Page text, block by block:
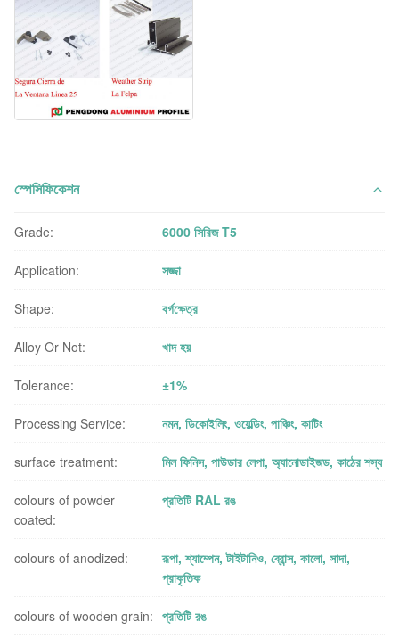
স্পেসিফিকেশন
Grade: 6000 সিরিজ T5
Application: সজ্জা
Shape: বর্গক্ষেত্র
Alloy Or Not: খাদ হয়
Tolerance: ±1%
Processing Service: নমন, ডিকোইলিং, ওয়েল্ডিং, পাঞ্চিং, কাটিং
surface treatment: মিল ফিনিস, পাউডার লেপা, অ্যানোডাইজড, কাঠের শস্য
colours of powder
coated:
প্রতিটি RAL রঙ
colours of anodized:
রূপা, শ্যাম্পেন, টাইটানিও, ব্রোন্স, কালো, সাদা,
প্রাকৃতিক
colours of wooden grain: প্রতিটি রঙ